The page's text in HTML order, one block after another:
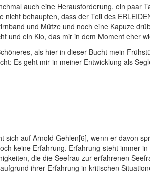
auch eine Herausforderung, ein paar
behaupten, dass der Teil des
und Mütze und noch eine Kapuze
und ein Klo, das mir in dem Moment eher
als hier in dieser Bucht mein
Es geht mir in meiner Entwicklung als
auf Arnold Gehlen[6], wenn er davon
keine Erfahrung. Erfahrung steht immer
die die Seefrau zur erfahrenen
ihrer Erfahrung in kritischen